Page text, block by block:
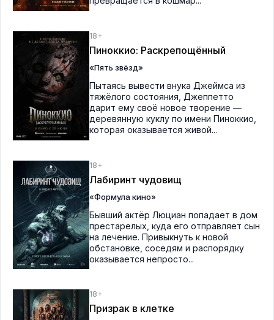
18+
Пиноккио: Раскрепощённый
«Пять звёзд»
Пытаясь вывести внука Джеймса из
тяжёлого состояния, Джеппетто
дарит ему своё новое творение —
деревянную куклу по имени Пиноккио,
которая оказывается живой...
18+
Лабиринт чудовищ
«Формула кино»
Бывший актёр Люциан попадает в дом
престарелых, куда его отправляет сын
на лечение. Привыкнуть к новой
обстановке, соседям и распорядку
оказывается непросто...
18+
Призрак в клетке